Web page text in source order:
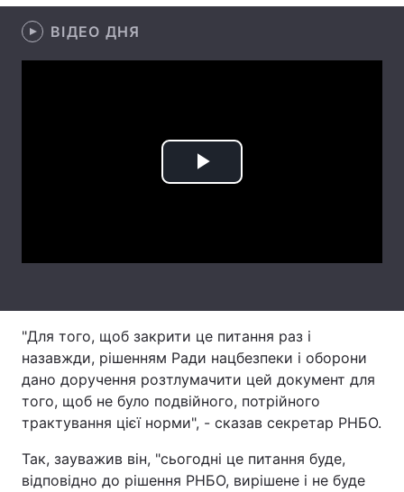
Контакти
ВІДЕО ДНЯ
Play
"Для того, щоб закрити це питання раз і
назавжди, рішенням Ради нацбезпеки і оборони
дано доручення розтлумачити цей документ для
того, щоб не було подвійного, потрійного
трактування цієї норми", - сказав секретар РНБО.
Так, зауважив він, "сьогодні це питання буде,
відповідно до рішення РНБО, вирішене і не буде